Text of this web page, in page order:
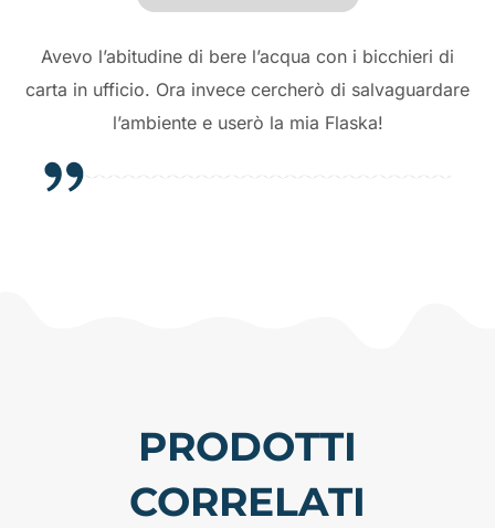
Avevo l’abitudine di bere l’acqua con i bicchieri di
carta in ufficio. Ora invece cercherò di salvaguardare
l’ambiente e userò la mia Flaska!
PRODOTTI
CORRELATI